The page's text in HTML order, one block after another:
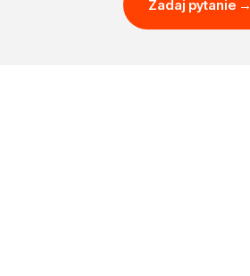
Zadaj pytanie →